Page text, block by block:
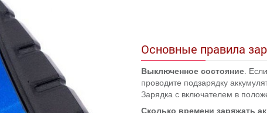
Основные правила
Выключенное состояние.
проводите подзарядку
Зарядка с включателем в
Сколько времени заряжать